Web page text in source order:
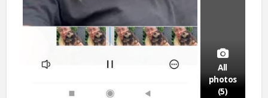
All
photos
(5)